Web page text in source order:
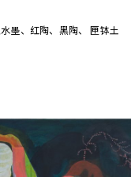
墨、红陶、黑陶、 匣钵土